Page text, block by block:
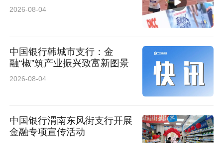
2026-08-04
中国银行韩城市支行：金
融“椒”筑产业振兴致富新图景
2026-08-04
中国银行渭南东风街支行开展
金融专项宣传活动